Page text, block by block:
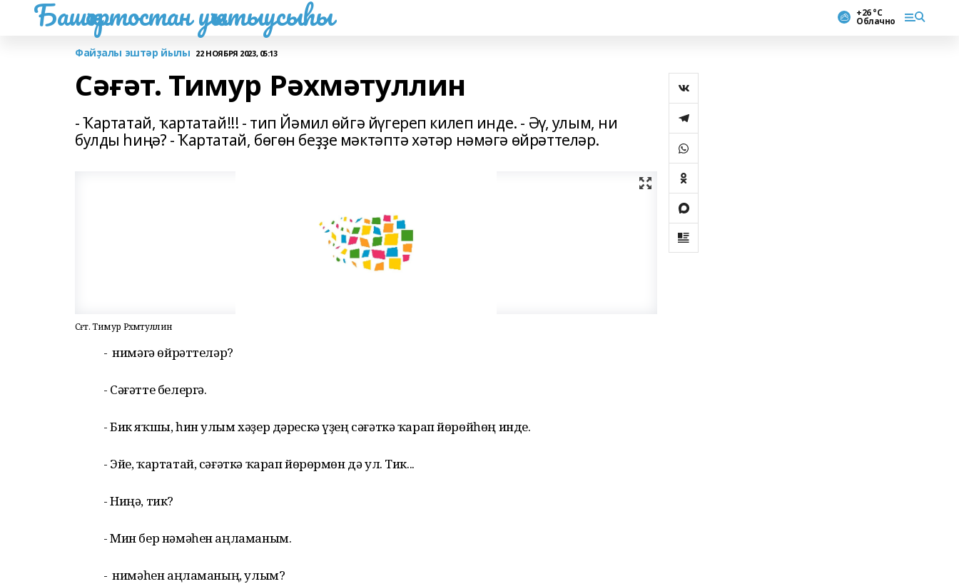
Башҡортостан уҡытыусыһы +26 °С
Облачно
Файҙалы эштәр йылы 22 НОЯБРЯ 2023, 05:13
Сәғәт. Тимур Рәхмәтуллин
- Ҡартатай, ҡартатай!!! - тип Йәмил өйгә йүгереп килеп инде. - Әү, улым, ни
булды һиңә? - Ҡартатай, бөгөн беҙҙе мәктәптә хәтәр нәмәгә өйрәттеләр.
Сәғәт. Тимур Рәхмәтуллин
- Ә нимәгә өйрәттеләр?
- Сәғәтте белергә.
- Бик яҡшы, һин улым хәҙер дәрескә үҙең сәғәткә ҡарап йөрөйһөң инде.
- Эйе, ҡартатай, сәғәткә ҡарап йөрөрмөн дә ул. Тик...
- Ниңә, тик?
- Мин бер нәмәһен аңламаным.
- Ә нимәһен аңламаның, улым?